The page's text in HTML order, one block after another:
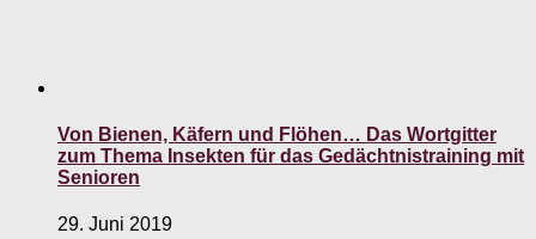
Von Bienen, Käfern und Flöhen… Das Wortgitter
zum Thema Insekten für das Gedächtnistraining mit
Senioren
29. Juni 2019